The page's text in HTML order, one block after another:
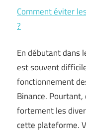
Comment éviter
?
En débutant dans
est souvent
fonctionnement
Binance.
fortement les
cette plateforme.